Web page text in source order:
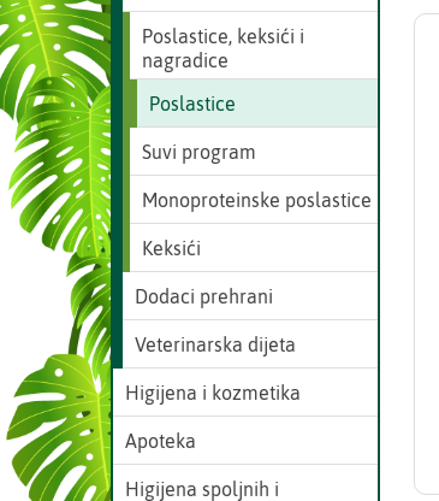
Poslastice, keksići i
nagradice
Poslastice
Suvi program
Monoproteinske poslastice
Keksići
Dodaci prehrani
Veterinarska dijeta
Higijena i kozmetika
Apoteka
Higijena spoljnih i